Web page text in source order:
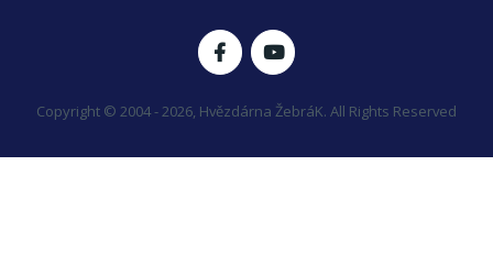
Copyright © 2004 - 2026, Hvězdárna ŽebráK. All Rights Reserved